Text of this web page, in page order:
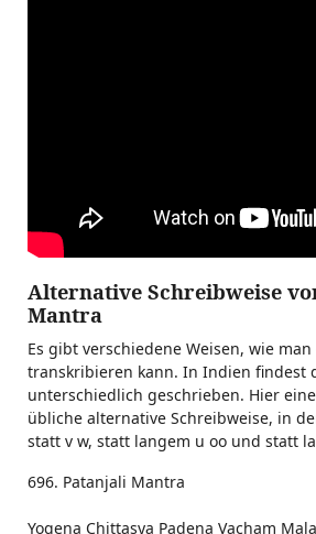
Alternative Schreibweise
Mantra
Es gibt verschiedene Weisen, wie
transkribieren kann. In Indien findest
unterschiedlich geschrieben. Hier
übliche alternative Schreibweise, in
statt v w, statt langem u oo und statt
696. Patanjali Mantra
Yogena Chittasya Padena Vacham